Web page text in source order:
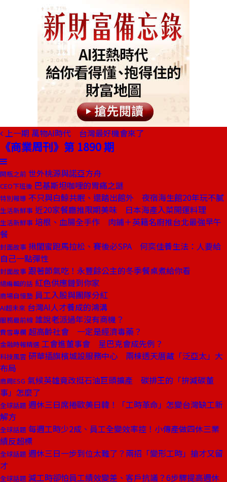
上一期 萬物AI時代 台灣最好機會來了
《商業周刊》第 1890 期
開瓶之前 世外桃源與諾亞方舟
CEO下班後 巴基斯坦咖哩的胃痛之謎
特別報導 不只與白鯨共眠、還踏出館外 夜宿海生館20年玩不膩
生活新鮮事 近20家餐廳推限期美味 日本海產入菜開運料理
生活新鮮事 培根、血腸全手作 肉鋪＋英籍名廚推台北最強早午
餐
封面故事 揪閨蜜跑馬拉松、賽後必SPA 何奕佳養生法：人要給
自己一點彈性
封面故事 跟著節氣吃！永豐餘公主的冬季餐桌煮給你看
總編輯的話 紅色供應鏈到你家
商場自慢塾 員工入股與團隊分紅
AI超未來 台灣AI人才養成的鴻溝
服務最前線 誰說老派過年沒有商機？
費雪專欄 超高齡社會 一定是經濟毒藥？
金融時報精選 工會進董事會 星巴克會成先例？
科技風雲 研華插旗檳城設服務中心 兩棟透天厝藏「泛亞太」大
布局
商周ESG 氣候英雄竟改挺石油巨頭擴產 碳排王的「拚減碳董
事」怎麼了
全球話題 週休三日席捲歐美日韓！「工時革命」怎變台灣缺工新
解方
全球話題 每週工時少2成、員工全變效率控！小傳產做四休三業
績反超標
全球話題 週休三日一步到位太難了？兩招「變形工時」搶才又留
才
全球話題 減工時卻怕員工績效變差、客戶抗議？6步驟提高週休